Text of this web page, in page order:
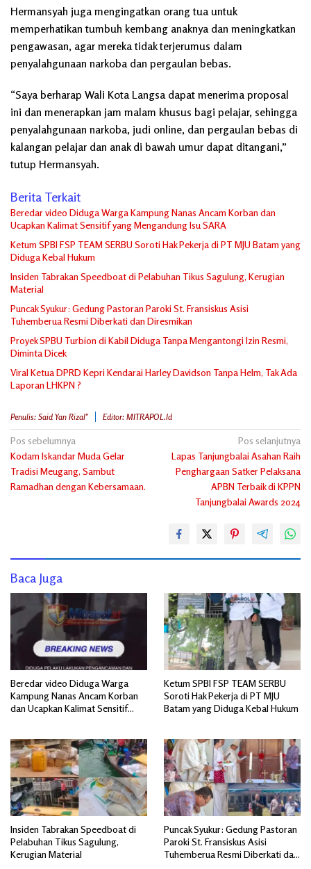
Hermansyah juga mengingatkan orang tua untuk
memperhatikan tumbuh kembang anaknya dan meningkatkan
pengawasan, agar mereka tidak terjerumus dalam
penyalahgunaan narkoba dan pergaulan bebas.
“Saya berharap Wali Kota Langsa dapat menerima proposal
ini dan menerapkan jam malam khusus bagi pelajar, sehingga
penyalahgunaan narkoba, judi online, dan pergaulan bebas di
kalangan pelajar dan anak di bawah umur dapat ditangani,”
tutup Hermansyah.
Berita Terkait
Beredar video Diduga Warga Kampung Nanas Ancam Korban dan
Ucapkan Kalimat Sensitif yang Mengandung Isu SARA
Ketum SPBI FSP TEAM SERBU Soroti Hak Pekerja di PT MJU Batam yang
Diduga Kebal Hukum
Insiden Tabrakan Speedboat di Pelabuhan Tikus Sagulung, Kerugian
Material
Puncak Syukur: Gedung Pastoran Paroki St. Fransiskus Asisi
Tuhemberua Resmi Diberkati dan Diresmikan
Proyek SPBU Turbion di Kabil Diduga Tanpa Mengantongi Izin Resmi,
Diminta Dicek
Viral Ketua DPRD Kepri Kendarai Harley Davidson Tanpa Helm, Tak Ada
Laporan LHKPN ?
Penulis: Said Yan Rizal" Editor: MITRAPOL.id
Navigasi
pos
Pos sebelumnya
Kodam Iskandar Muda Gelar
Tradisi Meugang, Sambut
Ramadhan dengan Kebersamaan.
Pos selanjutnya
Lapas Tanjungbalai Asahan Raih
Penghargaan Satker Pelaksana
APBN Terbaik di KPPN
Tanjungbalai Awards 2024
Baca Juga
Beredar video Diduga Warga
Kampung Nanas Ancam Korban
dan Ucapkan Kalimat Sensitif
Ketum SPBI FSP TEAM SERBU
Soroti Hak Pekerja di PT MJU
Batam yang Diduga Kebal Hukum
Insiden Tabrakan Speedboat di
Pelabuhan Tikus Sagulung,
Kerugian Material
Puncak Syukur: Gedung Pastoran
Paroki St. Fransiskus Asisi
Tuhemberua Resmi Diberkati dan